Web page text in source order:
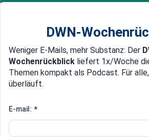
Newsticker MEIN DWN:
Edelmetalle DWN-Magazin
Kritische
DWN-
Weniger E-Mails, mehr Substanz: Der
Wochenrückblick liefert 1x/Woche
Themen kompakt als Podcast. Für
überläuft.
E-mail: *